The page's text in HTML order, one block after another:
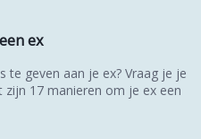
ex
te geven aan je ex? Vraag je je
17 manieren om je ex een